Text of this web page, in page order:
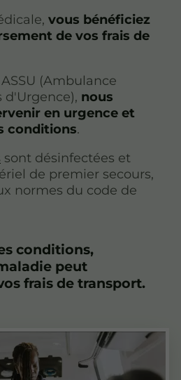
vous bénéficiez
de vos frais de
(Ambulance
d'Urgence), nous
en urgence et
conditions.
sont désinfectées et
de premier secours,
normes du code de
conditions,
peut
frais de transport.